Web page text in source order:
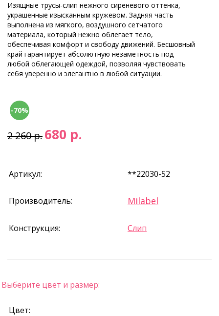
Изящные трусы-слип нежного сиреневого оттенка,
украшенные изысканным кружевом. Задняя часть
выполнена из мягкого, воздушного сетчатого
материала, который нежно облегает тело,
обеспечивая комфорт и свободу движений. Бесшовный
край гарантирует абсолютную незаметность под
любой облегающей одеждой, позволяя чувствовать
себя уверенно и элегантно в любой ситуации.
-70%
2 260 р.680 р.
Артикул: **22030-52
Производитель: Milabel
Конструкция: Слип
Выберите цвет и размер:
Цвет: